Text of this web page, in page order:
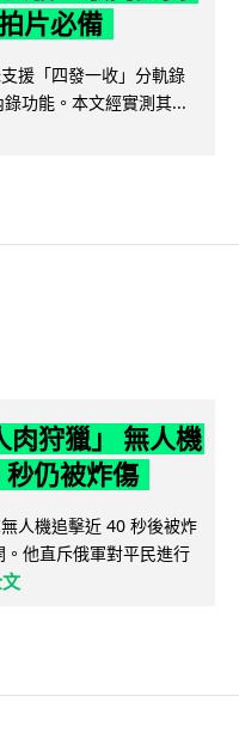
片必備
援「四發一收」分軌錄
功能。本文經實測其...
肉狩獵」 無人機
仍被炸傷
人機追擊近 40 秒後被炸
他直斥俄軍對平民進行